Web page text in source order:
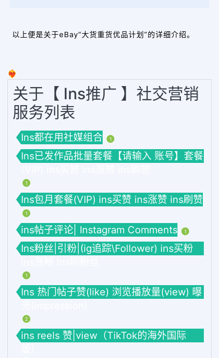
以上便是关于eBay“大货重货优品计划”的详细介绍。
❤️‍🔥
关于【 Ins推广 】社交营销
服务列表
Ins都在用社媒组合 1
Ins已发作品批量套餐【请输入 账号】套餐
1
Ins包月套餐(VIP) ins买赞 ins涨赞 ins刷赞
1
ins帖子评论| Instagram Comments 1
Ins粉丝|引粉|(ig追踪\Follower) ins买粉
1
Ins 热门帖子赞(like) 浏览播放量(view) 曝
2
ins reels 赞|view（TikTok的海外国际